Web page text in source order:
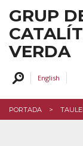
GRUP
VERDA
English
PORTADA